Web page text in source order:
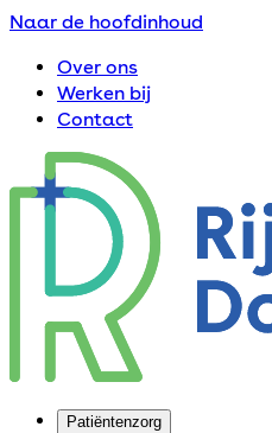
Naar de hoofdinhoud
Over ons
Werken bij
Contact
Patiëntenzorg